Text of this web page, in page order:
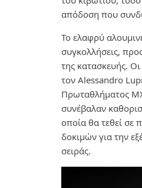
απόδοση που
Το ελαφρύ
συγκολλήσεις,
της κατασκευής.
τον Alessandro
Πρωταθλήματος
συνέβαλαν
οποία θα τεθεί σε
δοκιμών για την
σειράς.